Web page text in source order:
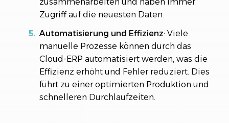
Zugriff auf die neuesten Daten.
Automatisierung und Effizienz: Viele
manuelle Prozesse können durch das
Cloud-ERP automatisiert werden, was die
Effizienz erhöht und Fehler reduziert. Dies
führt zu einer optimierten Produktion und
schnelleren Durchlaufzeiten.